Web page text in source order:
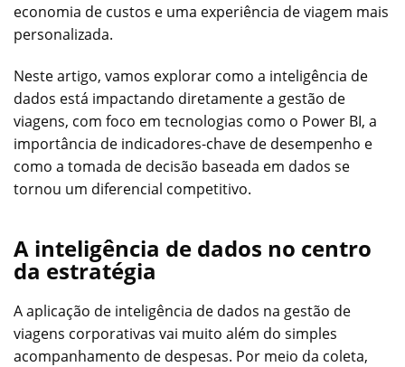
economia de custos e uma experiência de viagem mais
personalizada.
Neste artigo, vamos explorar como a inteligência de
dados está impactando diretamente a gestão de
viagens, com foco em tecnologias como o Power BI, a
importância de indicadores-chave de desempenho e
como a tomada de decisão baseada em dados se
tornou um diferencial competitivo.
A inteligência de dados no centro
da estratégia
A aplicação de inteligência de dados na gestão de
viagens corporativas vai muito além do simples
acompanhamento de despesas. Por meio da coleta,